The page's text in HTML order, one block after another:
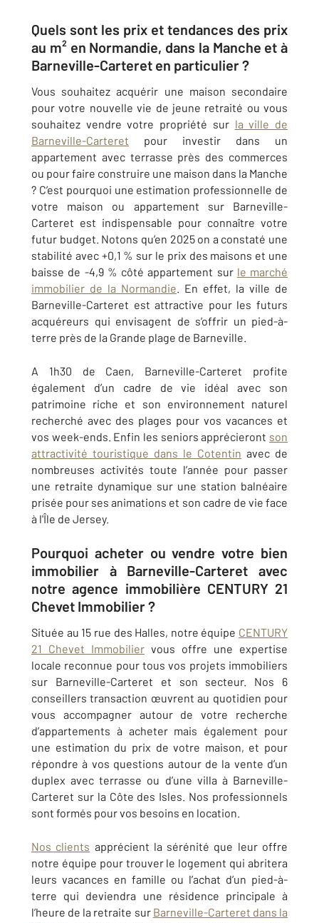
Quels sont les prix et tendances des prix
au m² en Normandie, dans la Manche et à
Barneville-Carteret en particulier ?
Vous souhaitez acquérir une maison secondaire
pour votre nouvelle vie de jeune retraité ou vous
souhaitez vendre votre propriété sur la ville de
Barneville-Carteret pour investir dans un
appartement avec terrasse près des commerces
ou pour faire construire une maison dans la Manche
? C’est pourquoi une estimation professionnelle de
votre maison ou appartement sur Barneville-
Carteret est indispensable pour connaître votre
futur budget. Notons qu’en 2025 on a constaté une
stabilité avec +0,1 % sur le prix des maisons et une
baisse de -4,9 % côté appartement sur le marché
immobilier de la Normandie. En effet, la ville de
Barneville-Carteret est attractive pour les futurs
acquéreurs qui envisagent de s’offrir un pied-à-
terre près de la Grande plage de Barneville.
A 1h30 de Caen, Barneville-Carteret profite
également d’un cadre de vie idéal avec son
patrimoine riche et son environnement naturel
recherché avec des plages pour vos vacances et
vos week-ends. Enfin les seniors apprécieront son
attractivité touristique dans le Cotentin avec de
nombreuses activités toute l’année pour passer
une retraite dynamique sur une station balnéaire
prisée pour ses animations et son cadre de vie face
à l'Île de Jersey.
Pourquoi acheter ou vendre votre bien
immobilier à Barneville-Carteret avec
notre agence immobilière CENTURY 21
Chevet Immobilier ?
Située au 15 rue des Halles, notre équipe CENTURY
21 Chevet Immobilier vous offre une expertise
locale reconnue pour tous vos projets immobiliers
sur Barneville-Carteret et son secteur. Nos 6
conseillers transaction œuvrent au quotidien pour
vous accompagner autour de votre recherche
d’appartements à acheter mais également pour
une estimation du prix de votre maison, et pour
répondre à vos questions autour de la vente d’un
duplex avec terrasse ou d’une villa à Barneville-
Carteret sur la Côte des Isles. Nos professionnels
sont formés pour vos besoins en location.
Nos clients apprécient la sérénité que leur offre
notre équipe pour trouver le logement qui abritera
leurs vacances en famille ou l’achat d’un pied-à-
terre qui deviendra une résidence principale à
l’heure de la retraite sur Barneville-Carteret dans la